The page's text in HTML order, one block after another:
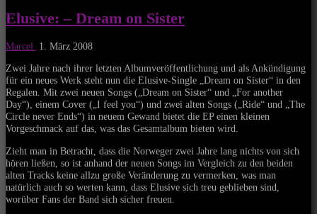
Elusive: – Dream on Sister
Marcel
1. März 2008
Zwei Jahre nach ihrer letzten Albumveröffentlichung und als Ankündigung
für ein neues Werk steht nun die Elusive-Single „Dream on Sister“ in den
Regalen. Mit zwei neuen Songs („Dream on Sister“ und „For another
Day“), einem Cover („I feel you“) und zwei alten Songs („Ride“ und „The
Circle never Ends“) in neuem Gewand bietet die EP einen kleinen
Vorgeschmack auf das, was das Gesamtalbum bieten wird.
Zieht man in Betracht, dass die Norweger zwei Jahre lang nichts von sich
hören ließen, so ist anhand der neuen Songs im Vergleich zu den beiden
alten Tracks keine allzu große Veränderung zu vermerken, was man
natürlich auch so werten kann, dass Elusive sich treu geblieben sind,
worüber Fans der Band sich sicher freuen.